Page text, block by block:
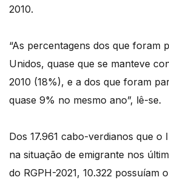
2010.
“As percentagens dos que foram
Unidos, quase que se manteve
2010 (18%), e a dos que foram
quase 9% no mesmo ano”, lê-se.
Dos 17.961 cabo-verdianos que o
na situação de emigrante nos
do RGPH-2021, 10.322 possuíam